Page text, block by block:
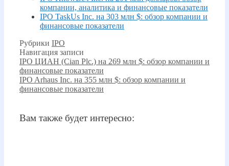
компании, аналитика и финансовые показатели
IPO TaskUs Inc. на 303 млн $: обзор компании и
финансовые показатели
Рубрики IPO
Навигация записи
IPO ЦИАН (Cian Plc.) на 269 млн $: обзор компании и
финансовые показатели
IPO Arhaus Inc. на 355 млн $: обзор компании и
финансовые показатели
Вам также будет интересно: